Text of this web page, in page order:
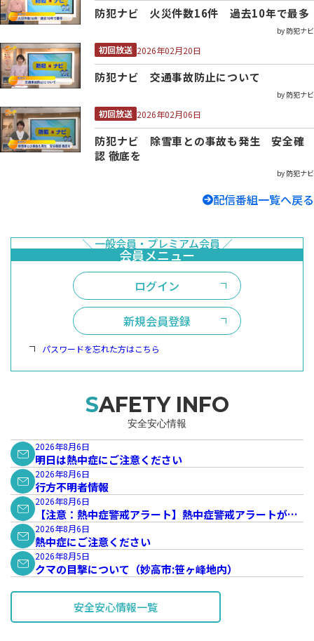
防犯ナビ 火災件数16件 過去10年で最多
by 防犯ナビ
初回放送 2026年02月20日
防犯ナビ 交通事故防止について
by 防犯ナビ
初回放送 2026年02月06日
防犯ナビ 除雪車との事故も発生 安全確
認 徹底を
by 防犯ナビ
配信番組一覧へ戻る
ログイン
新規会員登録
パスワードを忘れた方はこちら
SAFETY INFO
安全安心情報
2026年8月6日
明日は熱中症にご注意ください
2026年8月6日
行方不明者情報
2026年8月6日
【注意：熱中症警戒アラート】熱中症警戒アラートが発
表されています。
2026年8月6日
熱中症にご注意ください
2026年8月5日
クマの目撃について（妙高市:笹ヶ峰地内）
安全安心情報一覧